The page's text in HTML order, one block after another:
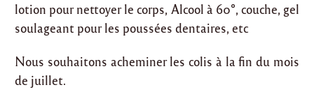
lotion pour nettoyer le corps, Alcool à 60°, couche, gel
soulageant pour les poussées dentaires, etc
Nous souhaitons acheminer les colis à la fin du mois
de juillet.